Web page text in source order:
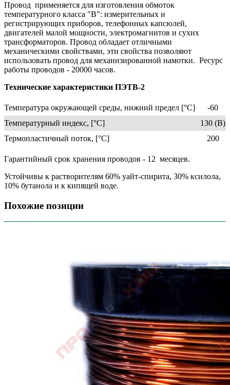
Провод применяется для изготовления обмоток
температурного класса "В": измерительных и
регистрирующих приборов, телефонных капсюлей,
двигателей малой мощности, электромагнитов и сухих
трансформаторов. Провод обладает отличными
механическими свойствами, эти свойства позволяют
использовать провод для механизированной намотки. Ресурс
работы проводов - 20000 часов.
Технические характеристики ПЭТВ-2
Температура окружающей среды, нижний предел [°C]
-60
Температурный индекс, [°С]
130 (B)
Термопластичный поток, [°С]
200
Гарантийный срок хранения проводов - 12 месяцев.
Устойчивы к растворителям 60% уайт-спирита, 30% ксилола,
10% бутанола и к кипящей воде.
Похожие позиции